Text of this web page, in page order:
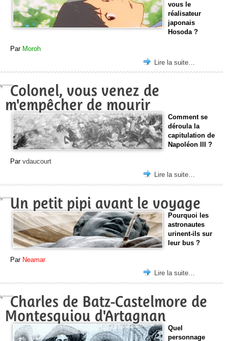
vous le
réalisateur
japonais
Hosoda ?
Par Moroh
Lire la suite…
Colonel, vous venez de
m'empêcher de mourir
Comment se
déroula la
capitulation de
Napoléon III ?
Par vdaucourt
Lire la suite…
Un petit pipi avant le voyage
Pourquoi les
astronautes
urinent-ils sur
leur bus ?
Par Neamar
Lire la suite…
Charles de Batz-Castelmore de
Montesquiou d'Artagnan
Quel
personnage